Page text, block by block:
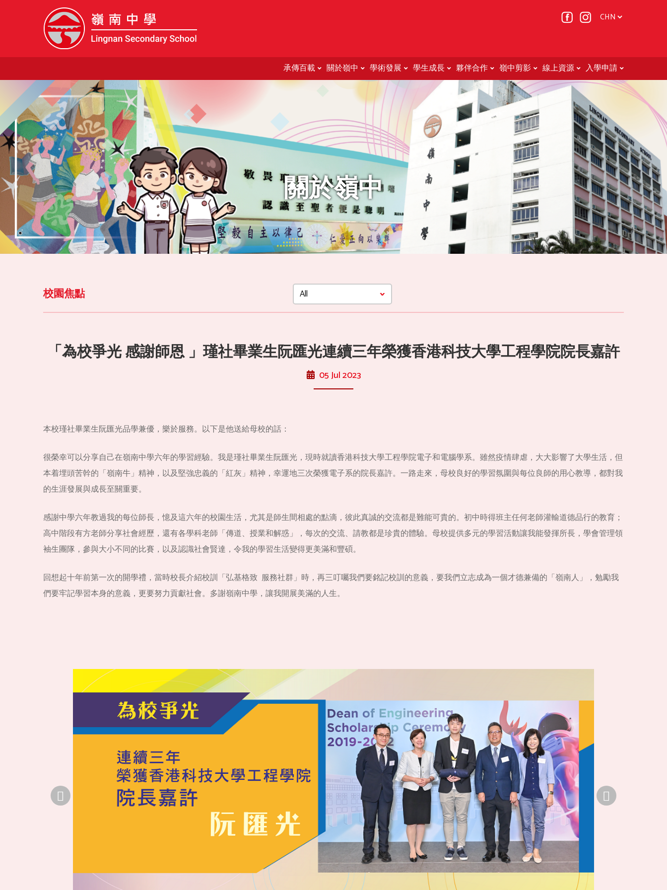
承傳百載 關於嶺中 學術發展 學生成長 夥伴合作 嶺中剪影 線上資源 入學申請
關於嶺中
校園焦點
「為校爭光 感謝師恩 」瑾社畢業生阮匯光連續三年榮獲香港科技大學工程學院院長嘉許
05 Jul 2023
本校瑾社畢業生阮匯光品學兼優，樂於服務。以下是他送給母校的話：
很榮幸可以分享自己在嶺南中學六年的學習經驗。我是瑾社畢業生阮匯光，現時就讀香港科技大學工程學院電子和電腦學系。雖然疫情肆虐，大大影響了大學生活，但
本着埋頭苦幹的「嶺南牛」精神，以及堅強忠義的「紅灰」精神，幸運地三次榮獲電子系的院長嘉許。一路走來，母校良好的學習氛圍與每位良師的用心教導，都對我
的生涯發展與成長至關重要。
感謝中學六年教過我的每位師長，憶及這六年的校園生活，尤其是師生間相處的點滴，彼此真誠的交流都是難能可貴的。初中時得班主任何老師灌輸道德品行的教育；
高中階段有方老師分享社會經歷，還有各學科老師「傳道、授業和解惑」，每次的交流、請教都是珍貴的體驗。母校提供多元的學習活動讓我能發揮所長，學會管理領
袖生團隊，參與大小不同的比賽，以及認識社會賢達，令我的學習生活變得更美滿和豐碩。
回想起十年前第一次的開學禮，當時校長介紹校訓「弘基格致 服務社群」時，再三叮囑我們要銘記校訓的意義，要我們立志成為一個才德兼備的「嶺南人」，勉勵我
們要牢記學習本身的意義，更要努力貢獻社會。多謝嶺南中學，讓我開展美滿的人生。